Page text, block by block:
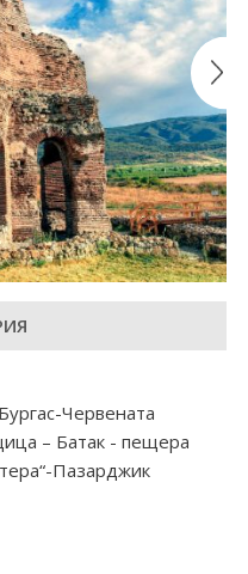
Червената
– Батак - пещера
Пазарджик